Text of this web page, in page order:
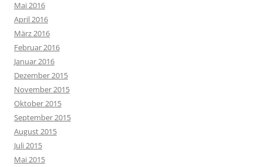
Mai 2016
April 2016
März 2016
Februar 2016
Januar 2016
Dezember 2015
November 2015
Oktober 2015
September 2015
August 2015
Juli 2015
Mai 2015